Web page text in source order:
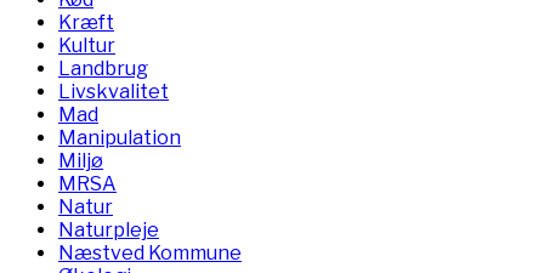
Kræft
Kultur
Landbrug
Livskvalitet
Mad
Manipulation
Miljø
MRSA
Natur
Naturpleje
Næstved Kommune